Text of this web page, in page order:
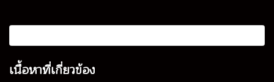
เนื้อหาที่เกี่ยวข้อง